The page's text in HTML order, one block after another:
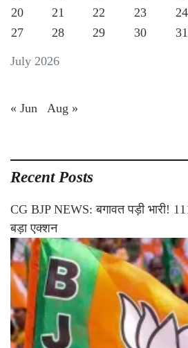
July 2026
20
21 22 23 24
27
28 29 30 31
« Jun Aug »
Recent Posts
CG BJP NEWS: बगावत पड़ी भारी!
बड़ा एक्शन